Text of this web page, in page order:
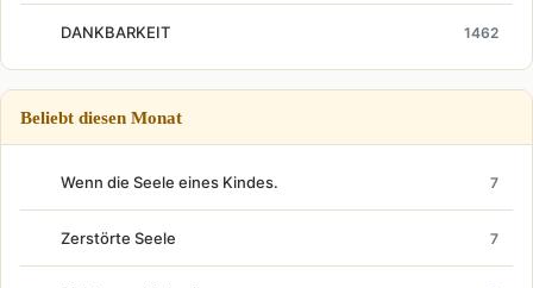
DANKBARKEIT 1462
Beliebt diesen Monat
Wenn die Seele eines Kindes. 7
Zerstörte Seele 7